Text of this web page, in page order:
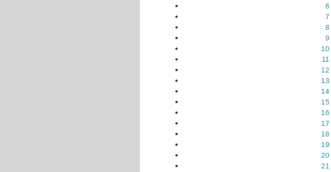
6
7
8
9
10
12
13
14
15
16
17
18
19
20
21